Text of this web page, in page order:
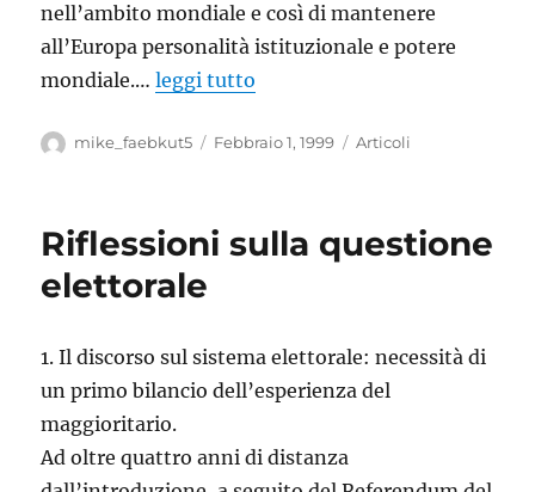
nell’ambito mondiale e così di mantenere
all’Europa personalità istituzionale e potere
mondiale.…leggi tutto
Autore
mike_faebkut5
Pubblicato
Febbraio 1, 1999 Categorie
Articoli
Riflessioni sulla questione
elettorale
1. Il discorso sul sistema elettorale: necessità di
un primo bilancio dell’esperienza del
maggioritario.
Ad oltre quattro anni di distanza